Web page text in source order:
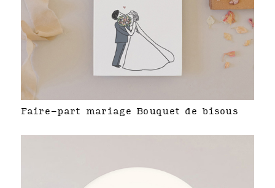
Faire-part mariage Bouquet de bisous